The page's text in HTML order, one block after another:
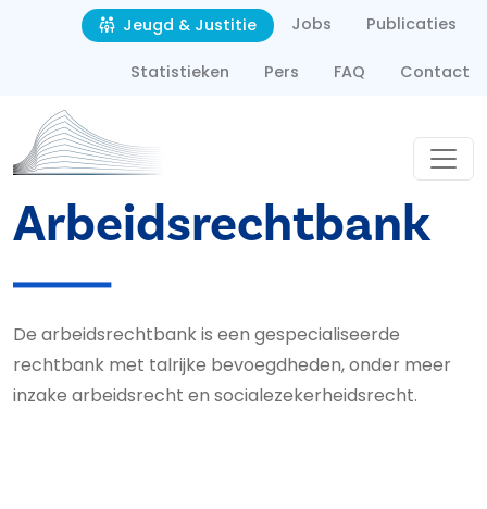
Overslaan en naar de inhoud gaan
Second navigation
Jeugd & Justitie Jobs Publicaties
Statistieken Pers FAQ Contact
Arbeids­rechtbank
De arbeidsrechtbank is een gespecialiseerde
rechtbank met talrijke bevoegdheden, onder meer
inzake arbeidsrecht en socialezekerheidsrecht.